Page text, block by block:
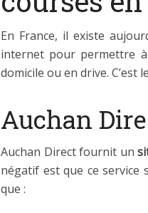
En France, il existe
internet pour permettre
domicile ou en drive. C’est
Auchan
Auchan Direct fournit un
négatif est que ce service
que :